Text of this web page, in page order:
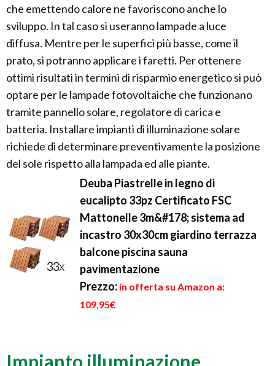
che emettendo calore ne favoriscono anche lo
sviluppo. In tal caso si useranno lampade a luce
diffusa. Mentre per le superfici più basse, come il
prato, si potranno applicare i faretti. Per ottenere
ottimi risultati in termini di risparmio energetico si può
optare per le lampade fotovoltaiche che funzionano
tramite pannello solare, regolatore di carica e
batteria. Installare impianti di illuminazione solare
richiede di determinare preventivamente la posizione
del sole rispetto alla lampada ed alle piante.
Deuba Piastrelle in legno di
eucalipto 33pz Certificato FSC
Mattonelle 3m&#178; sistema ad
incastro 30x30cm giardino terrazza
balcone piscina sauna
pavimentazione
Prezzo: in offerta su Amazon a:
109,95€
Impianto illuminazione